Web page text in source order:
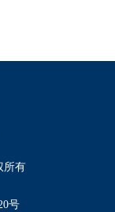
所有
号